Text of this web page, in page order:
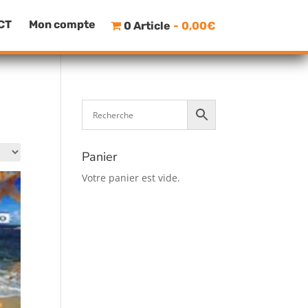
Mon compte 0 Article 0,00€
Panier
Votre panier est vide.